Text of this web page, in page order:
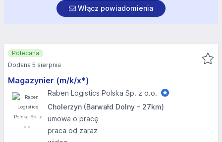
Włącz powiadomienia
Magazynier (m/k/x*)
Raben Logistics Polska Sp. z o.o.
Cholerzyn (Barwałd Dolny - 27km)
umowa o pracę
praca od zaraz
Polecana
Dodana 5 sierpnia